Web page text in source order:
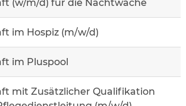
(w/m/d) für die Nachtwache
im Hospiz (m/w/d)
im Pluspool
mit Zusätzlicher Qualifikation